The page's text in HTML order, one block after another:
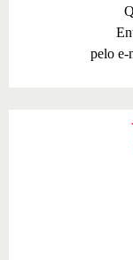
pelo e-